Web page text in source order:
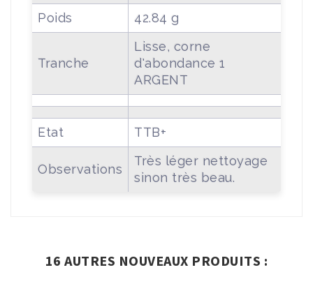
Poids
42.84 g
Tranche
Lisse, corne
d'abondance 1
ARGENT
Etat TTB+
Observations
Très léger nettoyage
sinon très beau.
16 AUTRES NOUVEAUX PRODUITS :